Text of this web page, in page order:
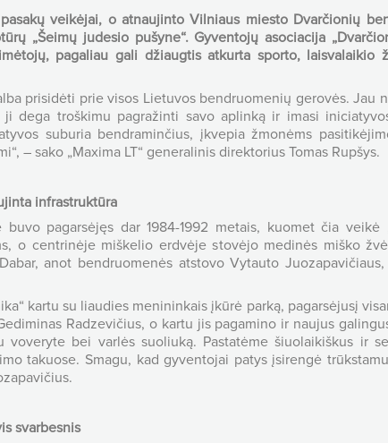
veikėjai, o atnaujinto Vilniaus miesto Dvarčionių
„Šeimų judesio pušyne“. Gyventojų asociacija
pagaliau gali džiaugtis atkurta sporto,
prisidėti prie visos Lietuvos bendruomenių gerovės. Jau
dega troškimu pagražinti savo aplinką ir imasi
suburia bendraminčius, įkvepia žmonėms
– sako „Maxima LT“ generalinis direktorius Tomas Rupšys.
infrastruktūra
pagarsėjęs dar 1984-1992 metais, kuomet čia veikė
o centrinėje miškelio erdvėje stovėjo medinės miško
anot bendruomenės atstovo Vytauto
kartu su liaudies menininkais įkūrė parką, pagarsėjusį
Radzevičius, o kartu jis pagamino ir naujus
voveryte bei varlės suoliuką. Pastatėme šiuolaikiškus ir
takuose. Smagu, kad gyventojai patys įsirengė
svarbesnis